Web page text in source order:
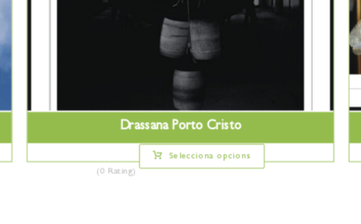
Drassana Porto Cristo
(0 Rating)
Selecciona opcions